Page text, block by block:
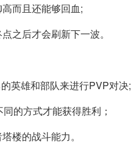
而且还能够回血;
之后才会刷新下一波。
英雄和部队来进行PVP对决;
的方式才能获得胜利；
楼的战斗能力。